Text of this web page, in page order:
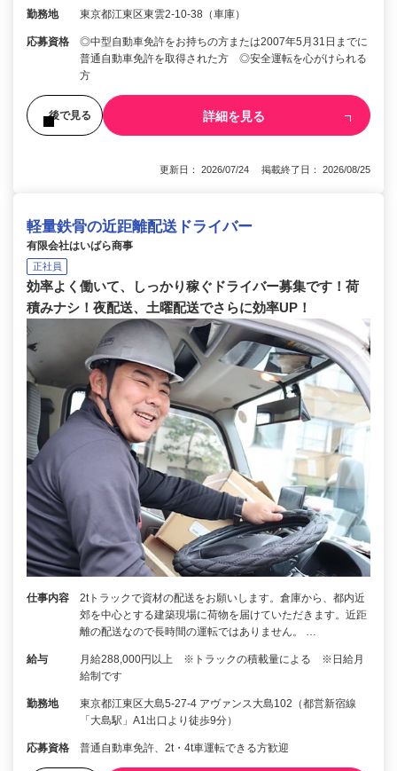
勤務地 東京都江東区東雲2-10-38（車庫）
応募資格
◎中型自動車免許をお持ちの方または2007年5月31日までに
普通自動車免許を取得された方 ◎安全運転を心がけられる
方
後で見る 詳細を見る
更新日： 2026/07/24 掲載終了日： 2026/08/25
軽量鉄骨の近距離配送ドライバー
有限会社はいばら商事
正社員
効率よく働いて、しっかり稼ぐドライバー募集です！荷
積みナシ！夜配送、土曜配送でさらに効率UP！
仕事内容
2tトラックで資材の配送をお願いします。倉庫から、都内近
郊を中心とする建築現場に荷物を届けていただきます。近距
離の配送なので長時間の運転ではありません。 …
給与
月給288,000円以上 ※トラックの積載量による ※日給月
給制です
勤務地
東京都江東区大島5-27-4 アヴァンス大島102（都営新宿線
「大島駅」A1出口より徒歩9分）
応募資格 普通自動車免許、2t・4t車運転できる方歓迎